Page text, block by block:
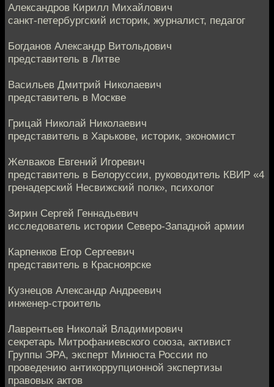
Александров Кирилл Михайлович
санкт-петербургский историк, журналист, педагог
Богданов Александр Витольдович
представитель в Литве
Васильев Дмитрий Николаевич
представитель в Москве
Грицай Николай Николаевич
представитель в Харькове, историк, экономист
Желваков Евгений Игоревич
представитель в Белоруссии, руководитель КВИР «4
гренадерский Несвижский полк», психолог
Зирин Сергей Геннадьевич
исследователь истории Северо-Западной армии
Карпенков Егор Сергеевич
представитель в Красноярске
Кузнецов Александр Андреевич
инженер-строитель
Лаврентьев Николай Владимирович
секретарь Митрофаниевского союза, активист
Группы ЭРА, эксперт Минюста России по
проведению антикоррупционной экспертизы
правовых актов